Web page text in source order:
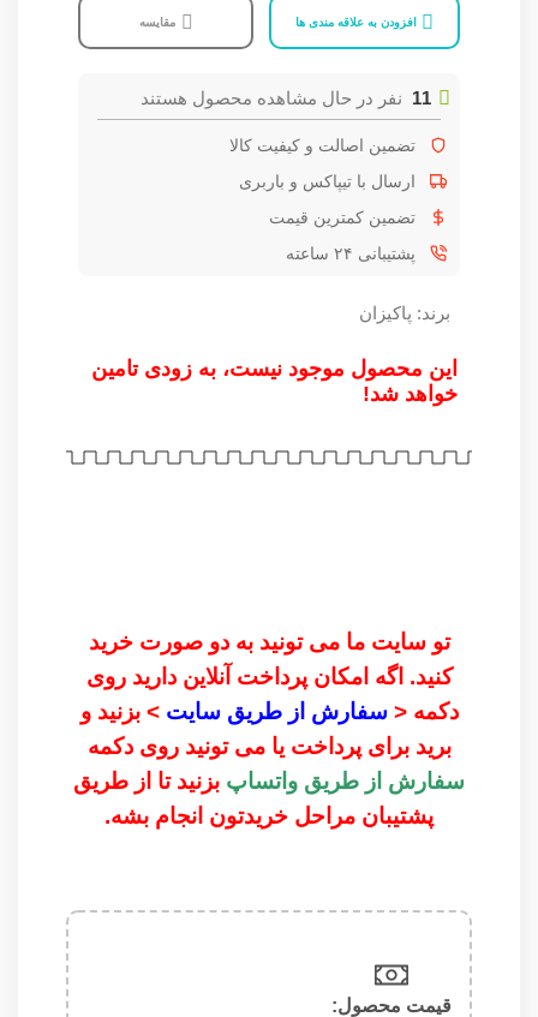
افزودن به علاقه مندی ها مقایسه
11 نفر در حال مشاهده محصول هستند
تضمین اصالت و کیفیت کالا
ارسال با تیپاکس و باربری
تضمین کمترین قیمت
پشتیبانی ۲۴ ساعته
برند: پاکیزان
این محصول موجود نیست، به زودی تامین
خواهد شد!
تو سایت ما می تونید به دو صورت خرید
کنید. اگه امکان پرداخت آنلاین دارید روی
دکمه <سفارش از طریق سایت> بزنید و
برید برای پرداخت یا می تونید روی دکمه
سفارش از طریق واتساپ بزنید تا از طریق
پشتیبان مراحل خریدتون انجام بشه.
قیمت محصول:​